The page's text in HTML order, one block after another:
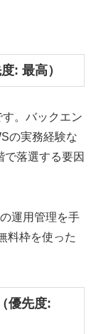
: 最高）
。バックエン
の実務経験な
で落選する要因
運用管理を手
料枠を使った
優先度: